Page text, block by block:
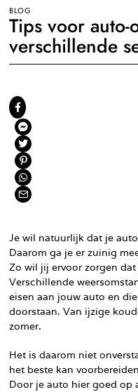
BLOG
Tips voor
verschillende
Je wil natuurlijk dat je
Daarom ga je er zuinig
Zo wil jij ervoor zorgen
Verschillende
eisen aan jouw auto en
doorstaan. Van ijzige
zomer.
Het is daarom niet
het beste kan
Door je auto hier goed op